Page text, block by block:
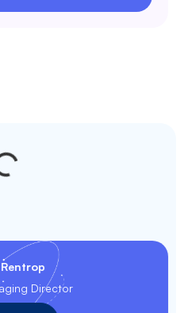
Rentrop
Director